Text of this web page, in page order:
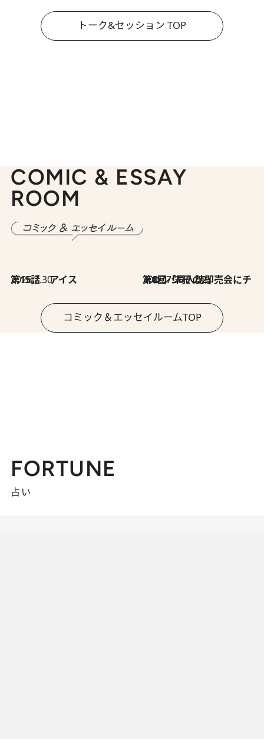
トーク&セッション TOP
COMIC & ESSAY
ROOM
2026.7.30
第15話 アイス 2026.7.30
第8回「同人誌即売会にチャレンジ その2」
コミック＆エッセイルームTOP
FORTUNE
占い